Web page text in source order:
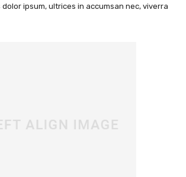
dolor ipsum, ultrices in accumsan nec, viverra